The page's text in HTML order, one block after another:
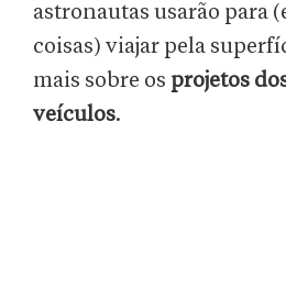
astronautas usarão para
coisas) viajar pela
mais sobre os projetos
veículos.